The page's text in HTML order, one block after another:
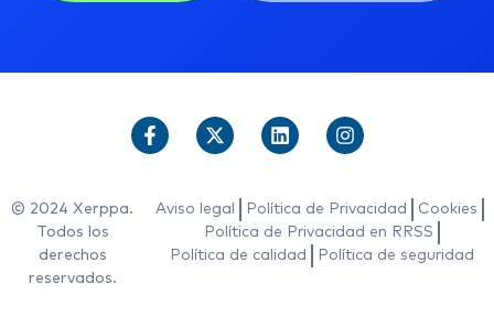
© 2024 Xerppa.
Todos los
derechos
reservados.
Aviso legal Política de Privacidad
Cookies
Política de Privacidad en RRSS
Política de calidad
Política de seguridad